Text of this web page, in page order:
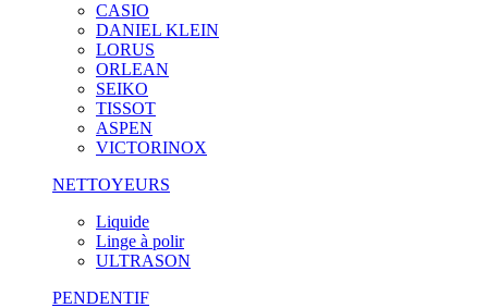
CASIO
DANIEL KLEIN
LORUS
ORLEAN
SEIKO
TISSOT
ASPEN
VICTORINOX
NETTOYEURS
Liquide
Linge à polir
ULTRASON
PENDENTIF